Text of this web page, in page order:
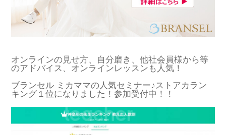
オンラインの見せ方、自分磨き、他社会員様から等
のアドバイス、オンラインレッスンも人気！
ブランセル ミカママの人気セミナー♪ストアカラン
キング１位になりました！参加受付中！！